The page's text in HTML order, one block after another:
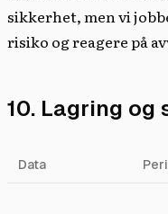
sikkerhet, men vi
risiko og reagere på
10. Lagring og
Data